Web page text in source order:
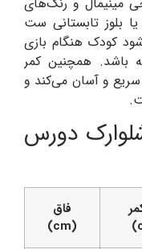
بلوز تابستانی ست
کودک هنگام بازی
باشد. همچنین کمر
و آسان می‌کند و
دورس
فاق
(cm)